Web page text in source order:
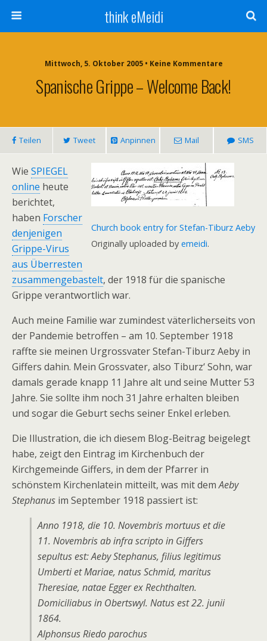
think eMeidi
Mittwoch, 5. Oktober 2005 • Keine Kommentare
Spanische Grippe – Welcome Back!
Teilen Tweet Anpinnen Mail SMS
Church book entry for Stefan-Tiburz Aeby
Originally uploaded by emeidi.
Wie SPIEGEL
online heute
berichtet,
haben Forscher
denjenigen
Grippe-Virus
aus Überresten
zusammengebastelt, der 1918 für die spanische
Grippe verantwortlich war.
Auch meine Familie war zumindest väterlicherseits von
der Pandemie betroffen – am 10. September 1918
raffte sie meinen Urgrossvater Stefan-Tiburz Aeby in
Giffers dahin. Mein Grossvater, also Tiburz‘ Sohn, war
damals gerade knapp 11 Jahre alt und seine Mutter 53
Jahre. Sie sollte ihm noch 31 Jahre erhalten bleiben
und sogar die Geburt sechs seiner Enkel erleben.
Die Illustration, die ich diesem Blog-Beitrag beigelegt
habe, zeigt den Eintrag im Kirchenbuch der
Kirchgemeinde Giffers, in dem der Pfarrer in
schönstem Kirchenlatein mitteilt, was mit demAeby
Stephanus im September 1918 passiert ist:
Anno 1918, die 10. Novembris mortuus et die
11. Novembris ab infra scripto in Giffers
sepultus est: Aeby Stephanus, filius legitimus
Umberti et Mariae, natus Schmid, maritus
Theresiae, natae Egger ex Rechthalten.
Domiciliabus in Obertswyl. Natus est 22. junii
1864.
Alphonsus Riedo parochus